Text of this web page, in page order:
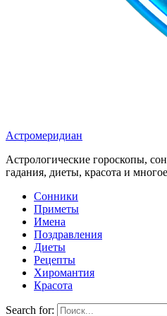
Астромеридиан
Астрологические гороскопы,
гадания, диеты, красота и
Сонники
Приметы
Имена
Поздравления
Диеты
Рецепты
Хиромантия
Красота
Search for: